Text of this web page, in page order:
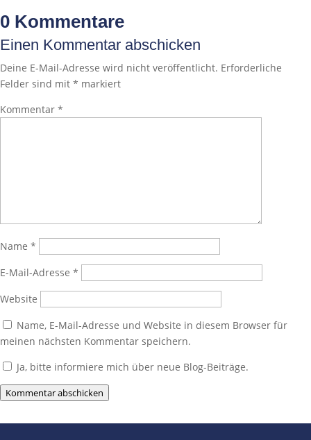
0 Kommentare
Einen Kommentar abschicken
Deine E-Mail-Adresse wird nicht veröffentlicht. Erforderliche
Felder sind mit * markiert
Kommentar *
Name *
E-Mail-Adresse *
Website
Name, E-Mail-Adresse und Website in diesem Browser für
meinen nächsten Kommentar speichern.
Ja, bitte informiere mich über neue Blog-Beiträge.
Kommentar abschicken